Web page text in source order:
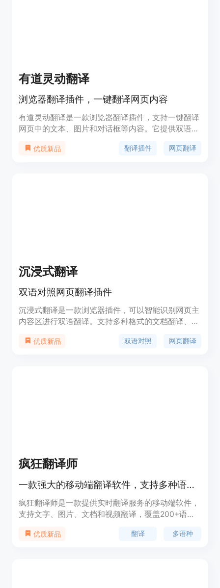
有道灵动翻译
浏览器翻译插件，一键翻译网页内容
有道灵动翻译是一款浏览器翻译插件，支持一键翻译
网页中的文本、图片和对话框等内容。它提供双语对
转化为英文。
优质新品 翻译插件 网页翻译
沉浸式翻译
双语对照网页翻译插件
沉浸式翻译是一款浏览器插件，可以智能识别网页主
内容区进行双语翻译。支持多种格式的文档翻译、
持多种翻译接口选择，提供最丝滑的翻译体验。
优质新品 双语对照 网页翻译
疯狂翻译师
一款强大的移动端翻译软件，支持多种语言翻译。
疯狂翻译师是一款提供实时翻译服务的移动端软件，
支持文字、图片、文档和视频翻译，覆盖200+语
国际交流、学习、工作等多种场景。
优质新品 翻译 多语种